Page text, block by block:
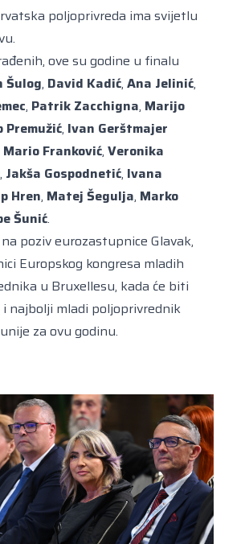
poljoprivreda ima svijetlu
ove su godine u finalu
Šulog, David Kadić, Ana Jelinić,
, Patrik Zacchigna, Marijo
Premužić, Ivan Gerštmajer
Mario Franković, Veronika
, Jakša Gospodnetić, Ivana
Hren, Matej Šegulja, Marko
Šunić.
poziv eurozastupnice Glavak,
Europskog kongresa mladih
u Bruxellesu, kada će biti
najbolji mladi poljoprivrednik
za ovu godinu.